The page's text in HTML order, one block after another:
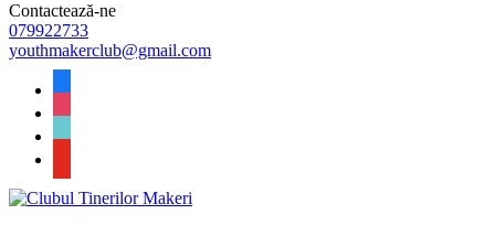
Contactează-ne
079922733
youthmakerclub@gmail.com